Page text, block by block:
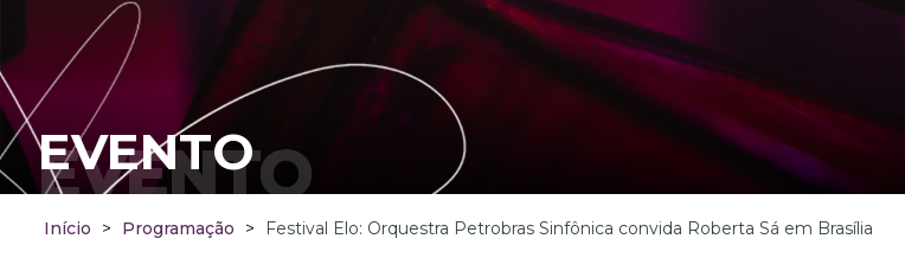
EVENTO
EVENTO
Início > Programação > Festival Elo: Orquestra Petrobras Sinfônica convida Roberta Sá em Brasília